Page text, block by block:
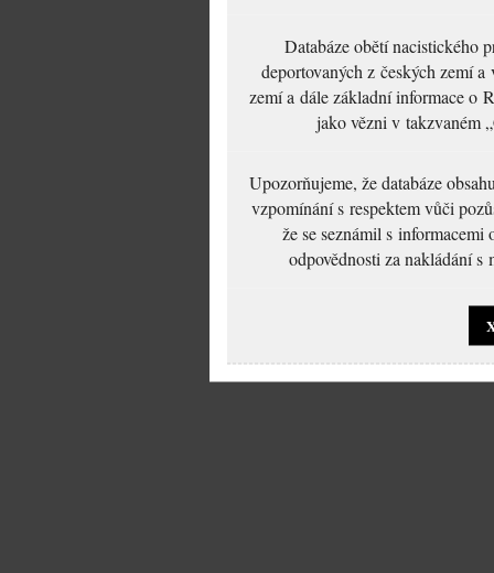
Databáze obětí nacistického
deportovaných z českých zemí
zemí a dále základní informace o
jako vězni v takzvaném
Upozorňujeme, že databáze
vzpomínání s respektem vůči
že se seznámil s
odpovědnosti za nakládání